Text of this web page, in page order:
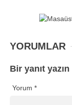
YORUMLAR
Bir yanıt yazın
Yorum *